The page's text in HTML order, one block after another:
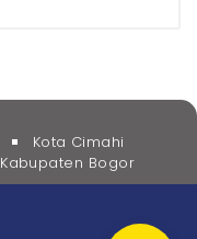
Kota Cimahi
Kabupaten Bogor